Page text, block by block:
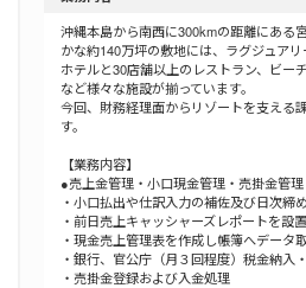
沖縄本島から南西に300kmの距離にある
かな約140万坪の敷地には、ラグジュア
ホテルと30店舗以上のレストラン、ビー
など様々な施設が揃っています。
今回、財務経理面からリゾートを支える
す。
【業務内容】
●売上金管理・小口現金管理・売掛金管理
・小口払出や仕訳入力の補佐及び日次締
・前日売上キャッシャーズレポートを設
・現金売上管理表を作成し帳簿へデータ
・銀行、官公庁（月３回程度）税金納入
・売掛金登録および入金処理